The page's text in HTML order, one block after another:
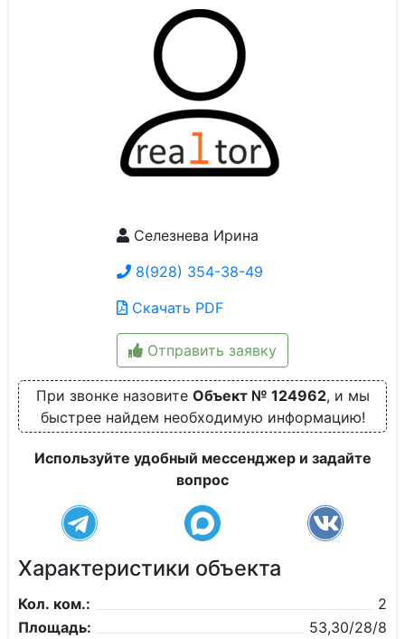
Селезнева Ирина
8(928) 354-38-49
Скачать PDF
Отправить заявку
При звонке назовите Объект № 124962, и мы
быстрее найдем необходимую информацию!
Используйте удобный мессенджер и задайте
вопрос
Характеристики объекта
Кол. ком.:
2
Площадь:
53,30/28/8